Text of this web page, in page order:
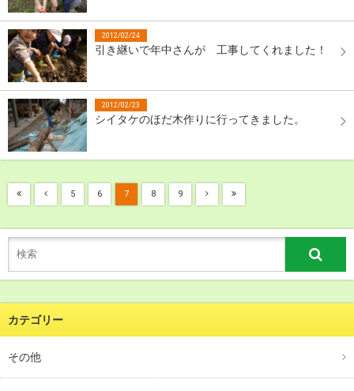
2012/02/24
引き継いで年中さんが 工事してくれました！
2012/02/23
シイタケのほだ木作りに行ってきました。
5 6 7 8 9
カテゴリー
その他